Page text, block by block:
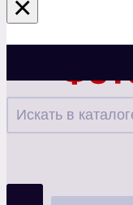
Казань
×